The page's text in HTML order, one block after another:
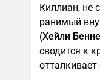
Киллиан, не
ранимый
(Хейли
сводится к